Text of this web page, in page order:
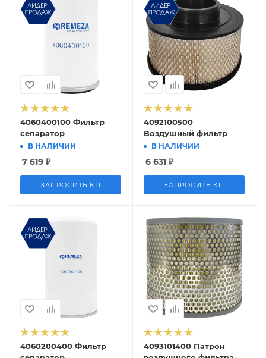
4060400100 Фильтр
сепаратор
В НАЛИЧИИ
7 619 ₽
ЗАПРОСИТЬ КП
4092100500
Воздушный фильтр
В НАЛИЧИИ
6 631 ₽
ЗАПРОСИТЬ КП
4060200400 Фильтр
4093101400 Патрон